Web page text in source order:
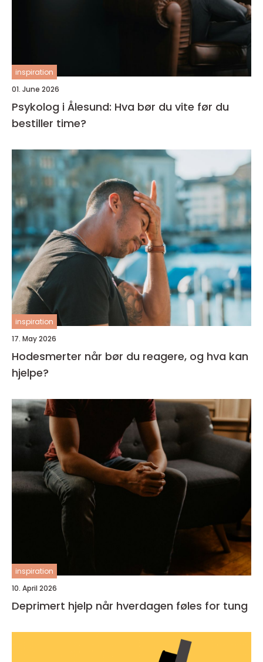
inspiration
01. June 2026
Psykolog i Ålesund: Hva bør du vite før du
bestiller time?
inspiration
17. May 2026
Hodesmerter når bør du reagere, og hva kan
hjelpe?
inspiration
10. April 2026
Deprimert hjelp når hverdagen føles for tung